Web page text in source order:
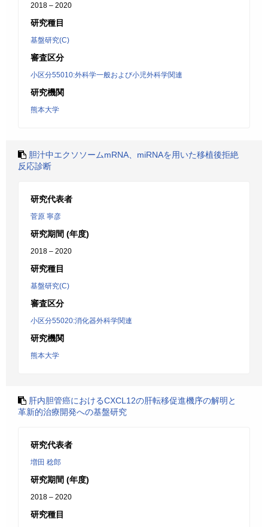
2018 – 2020
研究種目
基盤研究(C)
審査区分
小区分55010:外科学一般および小児外科学関連
研究機関
熊本大学
胆汁中エクソソームmRNA、miRNAを用いた移植後拒絶
反応診断
研究代表者
菅原 寧彦
研究期間 (年度)
2018 – 2020
研究種目
基盤研究(C)
審査区分
小区分55020:消化器外科学関連
研究機関
熊本大学
肝内胆管癌におけるCXCL12の肝転移促進機序の解明と
革新的治療開発への基盤研究
研究代表者
増田 稔郎
研究期間 (年度)
2018 – 2020
研究種目